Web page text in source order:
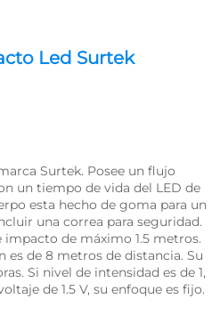
Led Surtek
Surtek. Posee un flujo
un tiempo de vida del LED de
esta hecho de goma para un
una correa para seguridad.
impacto de máximo 1.5 metros.
es de 8 metros de distancia. Su
Si nivel de intensidad es de 1,
de 1.5 V, su enfoque es fijo.